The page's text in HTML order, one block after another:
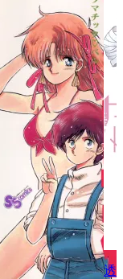
透